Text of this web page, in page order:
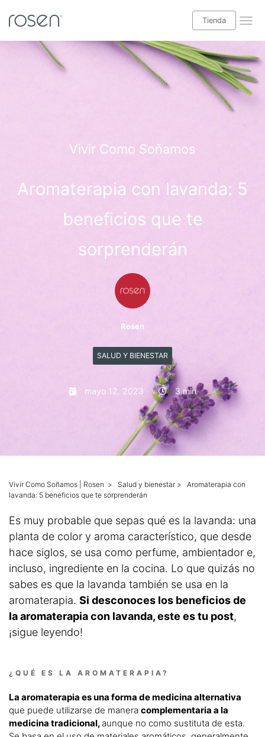
Tienda
¡Leer blog Babyrosen!
Decoración interior
Casas y exteriores
Vivir Como Soñamos
Aromaterapia con lavanda: 5
beneficios que te
sorprenderán
Rosen
SALUD Y BIENESTAR
mayo 12, 2023 3 min
Vivir Como Soñamos | Rosen > Salud y bienestar > Aromaterapia con
lavanda: 5 beneficios que te sorprenderán
Es muy probable que sepas qué es la lavanda: una
planta de color y aroma característico, que desde
hace siglos, se usa como perfume, ambientador e,
incluso, ingrediente en la cocina. Lo que quizás no
sabes es que la lavanda también se usa en la
aromaterapia. Si desconoces los beneficios de
la aromaterapia con lavanda, este es tu post,
¡sigue leyendo!
¿QUÉ ES LA AROMATERAPIA?
La aromaterapia es una forma de medicina alternativa
que puede utilizarse de manera complementaria a la
medicina tradicional, aunque no como sustituta de esta.